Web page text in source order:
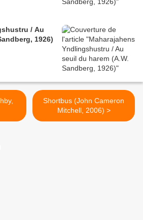
/ Au
1926)
Shortbus (John Cameron
Mitchell, 2006) >